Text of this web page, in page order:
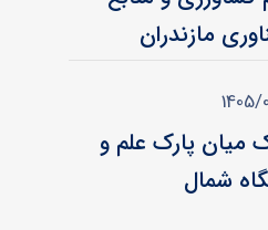
مازندران
میان پارک علم و
شمال